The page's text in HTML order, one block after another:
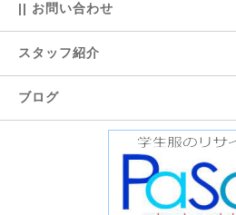
|| お問い合わせ
スタッフ紹介
ブログ